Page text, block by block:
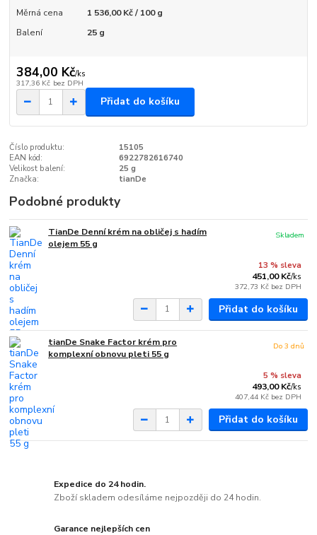
Měrná cena
1 536,00 Kč / 100 g
Balení
25 g
384,00 Kč/ks
317,36 Kč bez DPH
Přidat do košíku
Číslo produktu:
15105
EAN kód:
6922782616740
Velikost balení:
25 g
Značka:
tianDe
Podobné produkty
TianDe Denní krém na obličej s hadím
olejem 55 g
13 % sleva
451,00 Kč/ks
372,73 Kč bez DPH
Skladem
Přidat do košíku
tianDe Snake Factor krém pro
komplexní obnovu pleti 55 g
5 % sleva
493,00 Kč/ks
407,44 Kč bez DPH
Do 3 dnů
Přidat do košíku
Expedice do 24 hodin.
Zboží skladem odesíláme nejpozději do 24 hodin.
Garance nejlepších cen